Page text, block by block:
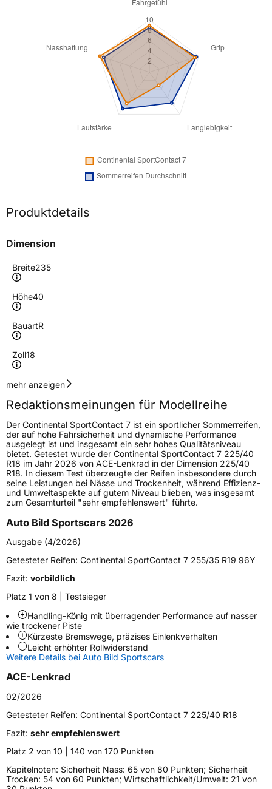
Produktdetails
Dimension
Breite235
Höhe40
BauartR
Zoll18
Geschwindigkeitsindex
Höchstgeschwindigkeit
300 km/h
Lastindex95
Höchstlast690 kg
Gewicht (in kg)9,977 kg
Generelle Merkmale
FahrzeugtypPKW
VerwendungSommerreifen
ModellnameSportContact 7
FahrzeugartPKW & SUV
Weitere Eigenschaften
SchlauchtypTL
Zustand Neureifen
Verstärkt
FelgenschutzFR
mehr anzeigen
Redaktionsmeinungen für Modellreihe
Der Continental SportContact 7 ist ein sportlicher Sommerreifen,
der auf hohe Fahrsicherheit und dynamische Performance
ausgelegt ist und insgesamt ein sehr hohes Qualitätsniveau
bietet. Getestet wurde der Continental SportContact 7 225/40
R18 im Jahr 2026 von ACE-Lenkrad in der Dimension 225/40
R18. In diesem Test überzeugte der Reifen insbesondere durch
seine Leistungen bei Nässe und Trockenheit, während Effizienz-
und Umweltaspekte auf gutem Niveau blieben, was insgesamt
zum Gesamturteil "sehr empfehlenswert" führte.
Auto Bild Sportscars 2026
Ausgabe (4/2026)
Getesteter Reifen: Continental SportContact 7 255/35 R19 96Y
Fazit: vorbildlich
Platz 1 von 8 | Testsieger
Handling-König mit überragender Performance auf nasser
wie trockener Piste
Kürzeste Bremswege, präzises Einlenkverhalten
Leicht erhöhter Rollwiderstand
Weitere Details bei Auto Bild Sportscars
ACE-Lenkrad
02/2026
Getesteter Reifen: Continental SportContact 7 225/40 R18
Fazit: sehr empfehlenswert
Platz 2 von 10 | 140 von 170 Punkten
Kapitelnoten: Sicherheit Nass: 65 von 80 Punkten; Sicherheit
Trocken: 54 von 60 Punkten; Wirtschaftlichkeit/Umwelt: 21 von